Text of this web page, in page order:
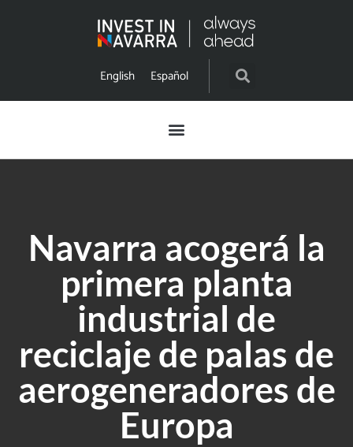
English Español
Navarra acogerá la
primera planta
industrial de
reciclaje de palas de
aerogeneradores de
Europa